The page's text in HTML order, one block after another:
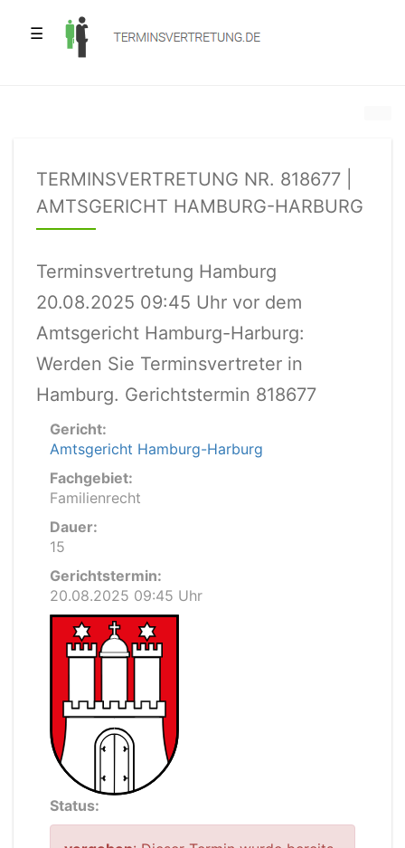
☰
TERMINSVERTRETUNG NR. 818677 |
AMTSGERICHT HAMBURG-HARBURG
Terminsvertretung Hamburg
20.08.2025 09:45 Uhr vor dem
Amtsgericht Hamburg-Harburg:
Werden Sie Terminsvertreter in
Hamburg. Gerichtstermin 818677
Gericht:
Amtsgericht Hamburg-Harburg
Fachgebiet:
Familienrecht
Dauer:
15
Gerichtstermin:
20.08.2025 09:45 Uhr
Status: